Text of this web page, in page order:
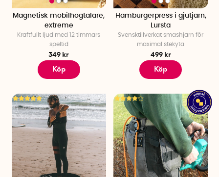
Magnetisk mobilhögtalare,
extreme
Kraftfullt ljud med 12 timmars
speltid
349 kr
Köp
Hamburgerpress i gjutjärn,
Lursta
Svensktillverkat smashjärn för
maximal stekyta
499 kr
Köp